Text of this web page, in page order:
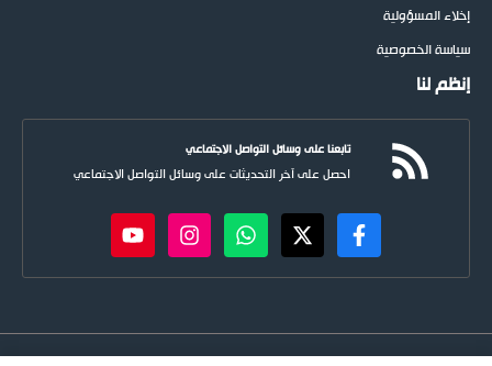
إخلاء المسؤولية
سياسة الخصوصية
إنظم لنا
تابعنا على وسائل التواصل الاجتماعي
احصل على آخر التحديثات على وسائل التواصل الاجتماعي